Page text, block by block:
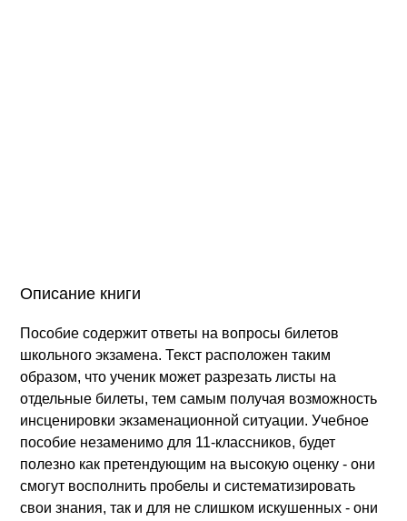
Описание книги
Пособие содержит ответы на вопросы билетов
школьного экзамена. Текст расположен таким
образом, что ученик может разрезать листы на
отдельные билеты, тем самым получая возможность
инсценировки экзаменационной ситуации. Учебное
пособие незаменимо для 11-классников, будет
полезно как претендующим на высокую оценку - они
смогут восполнить пробелы и систематизировать
свои знания, так и для не слишком искушенных - они